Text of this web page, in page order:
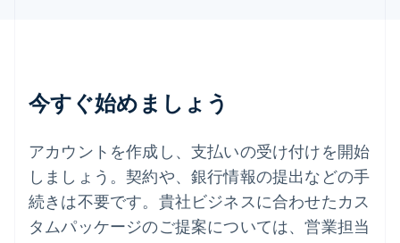
今すぐ始めましょう
アカウントを作成し、支払いの受け付けを開始
しましょう。契約や、銀行情報の提出などの手
続きは不要です。貴社ビジネスに合わせたカス
タムパッケージのご提案については、営業担当
ドイツ
ニュージーランド
English
ノルウェー
English
ハンガリー
English